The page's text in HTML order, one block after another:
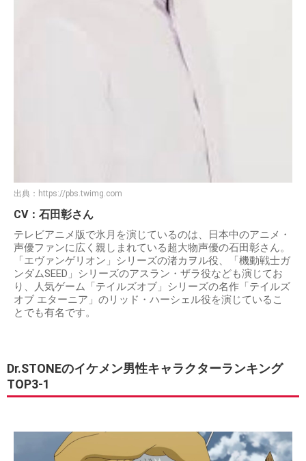
出典： https://pbs.twimg.com
CV：石田彰さん
テレビアニメ版で氷月を演じているのは、日本中のアニメ・
声優ファンに広く親しまれている超大物声優の石田彰さん。
「エヴァンゲリオン」シリーズの渚カヲル役、「機動戦士ガ
ンダムSEED」シリーズのアスラン・ザラ役なども演じてお
り、人気ゲーム「テイルズオブ」シリーズの名作「テイルズ
オブ エターニア」のリッド・ハーシェル役を演じているこ
とでも有名です。
Dr.STONEのイケメン男性キャラクターランキング
TOP3-1